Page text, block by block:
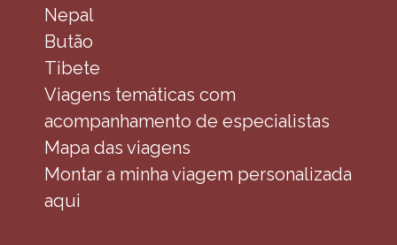
Nepal
Butão
Tibete
Viagens temáticas com
acompanhamento de especialistas
Mapa das viagens
Montar a minha viagem personalizada
aqui